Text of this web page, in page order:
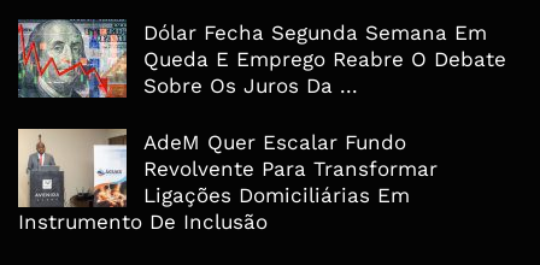
Dólar Fecha Segunda Semana Em
Queda E Emprego Reabre O Debate
Sobre Os Juros Da ...
AdeM Quer Escalar Fundo
Revolvente Para Transformar
Ligações Domiciliárias Em
Instrumento De Inclusão